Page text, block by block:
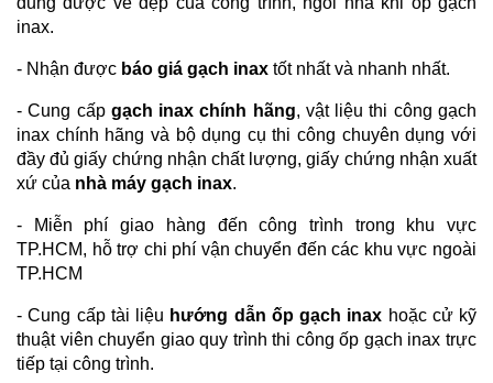
inax.
- Nhận được báo giá gạch inax tốt nhất và nhanh nhất.
- Cung cấp gạch inax chính hãng, vật liệu thi công gạch
inax chính hãng và bộ dụng cụ thi công chuyên dụng với
đầy đủ giấy chứng nhận chất lượng, giấy chứng nhận xuất
xứ của nhà máy gạch inax.
- Miễn phí giao hàng đến công trình trong khu vực
TP.HCM, hỗ trợ chi phí vận chuyển đến các khu vực ngoài
TP.HCM
- Cung cấp tài liệu hướng dẫn ốp gạch inax hoặc cử kỹ
thuật viên chuyển giao quy trình thi công ốp gạch inax trực
tiếp tại công trình.